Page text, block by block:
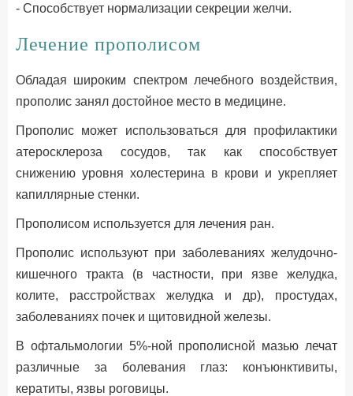
- Способствует нормализации секреции желчи.
Лечение прополисом
Обладая широким спектром лечебного воздействия,
прополис занял достойное место в медицине.
Прополис может использоваться для профилактики
атеросклероза сосудов, так как способствует
снижению уровня холестерина в крови и укрепляет
капиллярные стенки.
Прополисом используется для лечения ран.
Прополис используют при заболеваниях желудочно-
кишечного тракта (в частности, при язве желудка,
колите, расстройствах желудка и др), простудах,
заболеваниях почек и щитовидной железы.
В офтальмологии 5%-ной прополисной мазью лечат
различные за болевания глаз: конъюнктивиты,
кератиты, язвы роговицы.